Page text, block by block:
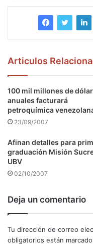
Articulos
100 mil millones de
anuales facturará
petroquímica
23/09/2007
Afinan detalles para
graduación Misión
UBV
02/10/2007
Deja un comentario
Tu dirección de correo
obligatorios están